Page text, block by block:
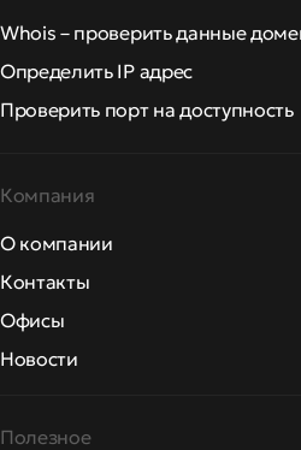
Whois – проверить данные
Определить IP адрес
Проверить порт на доступность
Компания
О компании
Контакты
Офисы
Новости
Полезное